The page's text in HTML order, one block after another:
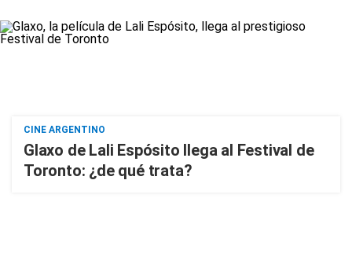
CINE ARGENTINO
Glaxo de Lali Espósito llega al Festival de
Toronto: ¿de qué trata?